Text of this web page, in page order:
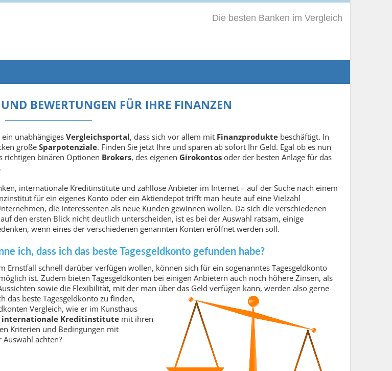
Die besten Banken im Vergleich
BEWERTUNGEN FÜR IHRE FINANZEN
unabhängiges Vergleichsportal, dass sich vor allem mit Finanzprodukte beschäftigt. In
große Sparpotenziale. Finden Sie jetzt Ihre und sparen ab sofort Ihr Geld. Egal ob es nun
richtigen binären Optionen Brokers, des eigenen Girokontos oder der besten Anlage für das
internationale Kreditinstitute und zahllose Anbieter im Internet – auf der Suche nach einem
für ein eigenes Konto oder ein Aktiendepot trifft man heute auf eine Vielzahl
die Interessenten als neue Kunden gewinnen wollen. Da sich die verschiedenen
den ersten Blick nicht deutlich unterscheiden, ist es bei der Auswahl ratsam, einige
wenn eines der verschiedenen genannten Konten eröffnet werden soll.
ich, dass ich das beste Tagesgeldkonto gefunden habe?
Ernstfall schnell darüber verfügen wollen, können sich für ein sogenanntes Tagesgeldkonto
ist. Zudem bieten Tagesgeldkonten bei einigen Anbietern auch noch höhere Zinsen, als
sowie die Flexibilität, mit der man über das Geld verfügen kann, werden also gerne
das beste Tagesgeldkontozu finden,
Vergleich, wie er im Kunsthaus
internationale Kreditinstitute mit ihren
Kriterien und Bedingungen mit
achten?